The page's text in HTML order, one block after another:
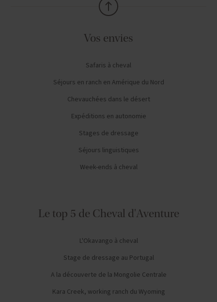
Vos envies
Safaris à cheval
Séjours en ranch en Amérique du Nord
Chevauchées dans le désert
Expéditions en autonomie
Stages de dressage
Séjours linguistiques
Week-ends à cheval
Le top 5 de Cheval d'Aventure
L'Okavango à cheval
Stage de dressage au Portugal
A la découverte de la Mongolie Centrale
Kara Creek, working ranch du Wyoming